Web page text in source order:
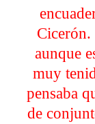
Cicerón.
aunque
muy
pensaba
de